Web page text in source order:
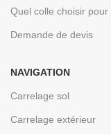
Quel colle choisir
Demande de devis
NAVIGATION
Carrelage sol
Carrelage extérieur